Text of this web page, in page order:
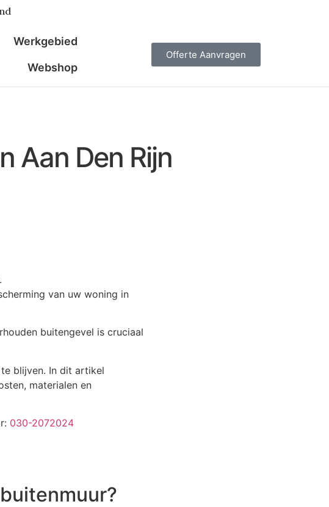
Werkgebied
Webshop
Offerte Aanvragen
Aan Den Rijn
van uw woning in
buitengevel is cruciaal
blijven. In dit artikel
materialen en
030-2072024